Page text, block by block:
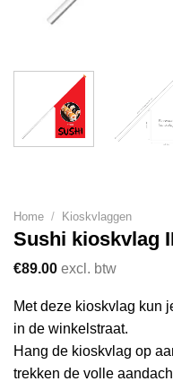
Home / Kioskvlaggen
Sushi kioskvlag
€89.00 excl. btw
Met deze kioskvlag kun
in de winkelstraat.
Hang de kioskvlag op
trekken de volle